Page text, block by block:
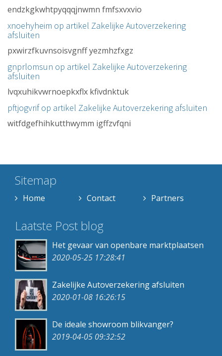
endzkgkwhtpyqqqjnwmn fmfsxvxvio
xnoehyheim op artikel Zakelijke Autoverzekering
afsluiten
pxwirzfkuvnsoisvgnff yezmhzfxgz
gnprlomsun op artikel Zakelijke Autoverzekering
afsluiten
lvqxuhikvwrnoepkxflx kfivdnktuk
pftjogvrif op artikel Zakelijke Autoverzekering afsluiten
witfdgefhihkutthwymm igffzvfqni
Sitemap
Home Contact Partners
Laatste Post blog
Het gevaar van openbare marktplaatsen
2020-05-25 17:28:41
Zakelijke Autoverzekering afsluiten
2020-01-08 16:26:15
De ideale showroom blikvanger?
2019-04-05 09:32:52